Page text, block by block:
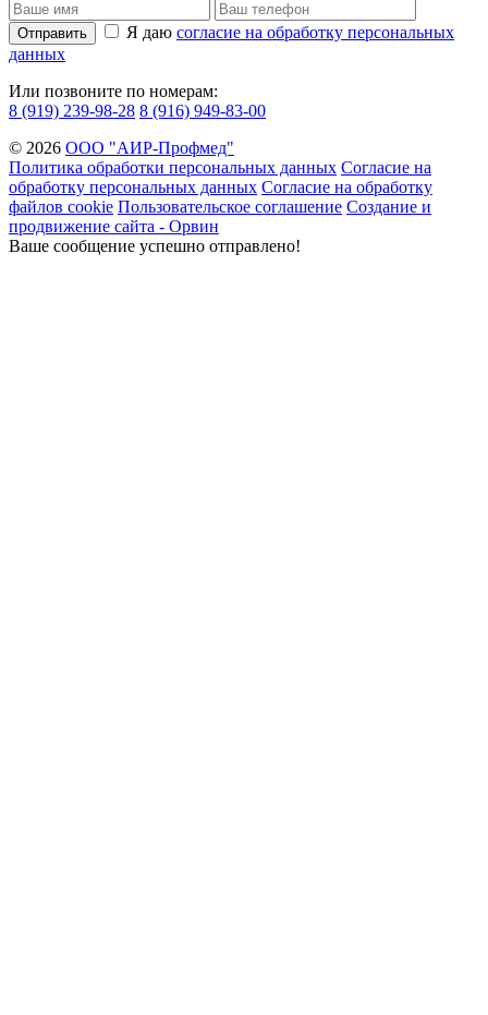
Отправить Я даю согласие на обработку персональных
данных
Или позвоните по номерам:
8 (919) 239-98-28 8 (916) 949-83-00
© 2026 ООО "АИР-Профмед"
Политика обработки персональных данных Согласие на
обработку персональных данных Согласие на обработку
файлов cookie Пользовательское соглашение Создание и
продвижение сайта - Орвин
Ваше сообщение успешно отправлено!